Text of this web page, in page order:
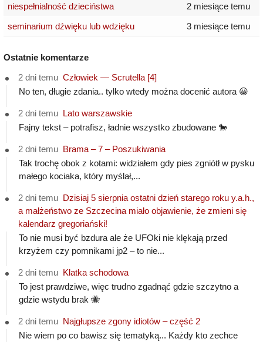
niespełnialność dzieciństwa
2 miesiące temu
seminarium dźwięku lub wdzięku
3 miesiące temu
Ostatnie komentarze
2 dni temu Człowiek — Scrutella [4]
No ten, długie zdania.. tylko wtedy można docenić autora 😀
2 dni temu Lato warszawskie
Fajny tekst – potrafisz, ładnie wszystko zbudowane 🐎
2 dni temu Brama – 7 – Poszukiwania
Tak trochę obok z kotami: widziałem gdy pies zgniótł w pysku
małego kociaka, który myślał,...
2 dni temu Dzisiaj 5 sierpnia ostatni dzień starego roku y.a.h.,
a małżeństwo ze Szczecina miało objawienie, że zmieni się
kalendarz gregoriański!
To nie musi być bzdura ale że UFOki nie klękają przed
krzyżem czy pomnikami jp2 – to nie...
2 dni temu Klatka schodowa
To jest prawdziwe, więc trudno zgadnąć gdzie szczytno a
gdzie wstydu brak 🐝
2 dni temu Najgłupsze zgony idiotów – część 2
Nie wiem po co bawisz się tematyką... Każdy kto zechce